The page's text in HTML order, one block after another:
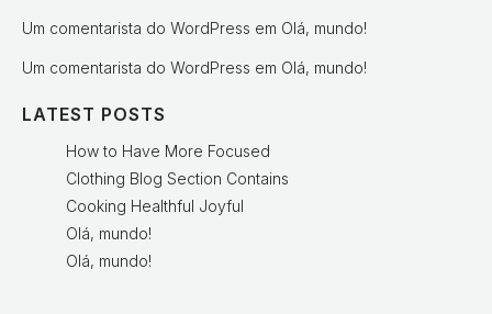
Um comentarista do WordPress em Olá, mundo!
Um comentarista do WordPress em Olá, mundo!
LATEST POSTS
How to Have More Focused
Clothing Blog Section Contains
Cooking Healthful Joyful
Olá, mundo!
Olá, mundo!